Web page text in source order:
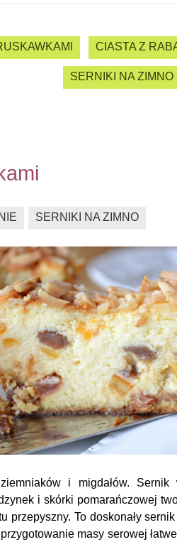
CIASTA Z
SERNIKI NA ZIMNO
SERNIKI NA ZIMNO
i migdałów.
i skórki pomarańczowej
przepyszny. To doskonały
masy serowej